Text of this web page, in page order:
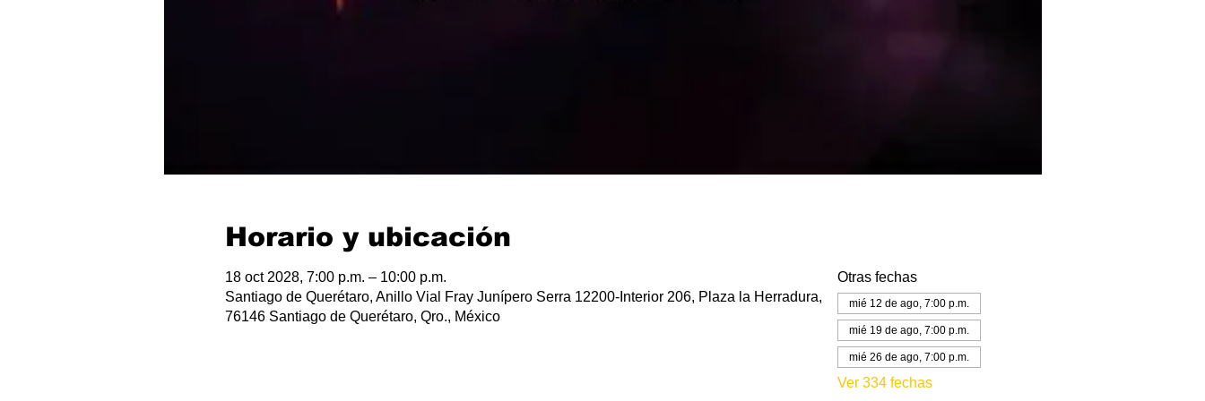
Horario y ubicación
18 oct 2028, 7:00 p.m. – 10:00 p.m.
Santiago de Querétaro, Anillo Vial Fray Junípero Serra 12200-Interior 206, Plaza la Herradura,
76146 Santiago de Querétaro, Qro., México
Otras fechas
mié 12 de ago, 7:00 p.m.
mié 19 de ago, 7:00 p.m.
mié 26 de ago, 7:00 p.m.
Ver 334 fechas